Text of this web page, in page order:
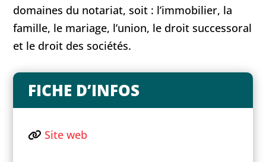
domaines du notariat, soit : l’immobilier, la
famille, le mariage, l’union, le droit successoral
et le droit des sociétés.
FICHE D’INFOS
Site web